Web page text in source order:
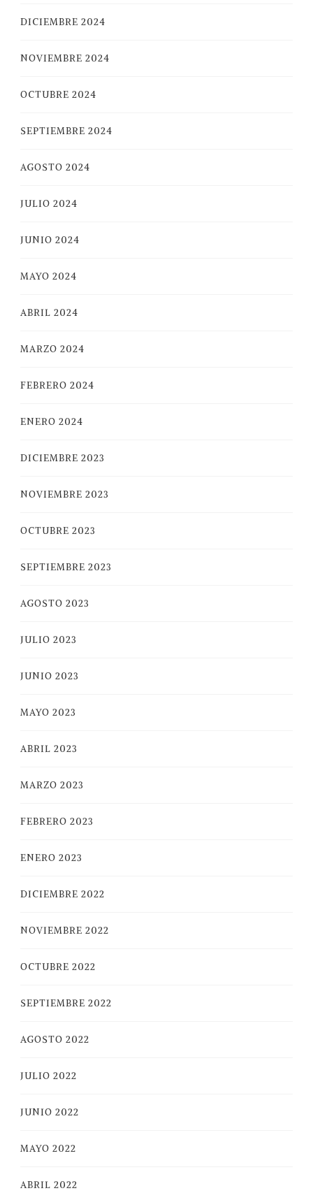
DICIEMBRE 2024
NOVIEMBRE 2024
OCTUBRE 2024
SEPTIEMBRE 2024
AGOSTO 2024
JULIO 2024
JUNIO 2024
MAYO 2024
ABRIL 2024
MARZO 2024
FEBRERO 2024
ENERO 2024
DICIEMBRE 2023
NOVIEMBRE 2023
OCTUBRE 2023
SEPTIEMBRE 2023
AGOSTO 2023
JULIO 2023
JUNIO 2023
MAYO 2023
ABRIL 2023
MARZO 2023
FEBRERO 2023
ENERO 2023
DICIEMBRE 2022
NOVIEMBRE 2022
OCTUBRE 2022
SEPTIEMBRE 2022
AGOSTO 2022
JULIO 2022
JUNIO 2022
MAYO 2022
ABRIL 2022